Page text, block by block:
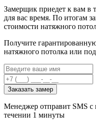
Замерщик приедет к вам в
для вас время. По итогам
стоимости натяжного
Получите
натяжного потолка или
Заказать замер
Менеджер отправит SMS с
течении 1 минуты